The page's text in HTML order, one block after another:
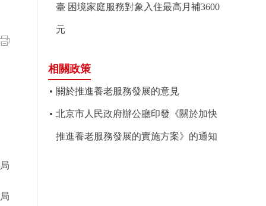
臺 困境家庭服務對象入住最高月補3600
元
相關政策
關於推進養老服務發展的意見
北京市人民政府辦公廳印發《關於加快
推進養老服務發展的實施方案》的通知